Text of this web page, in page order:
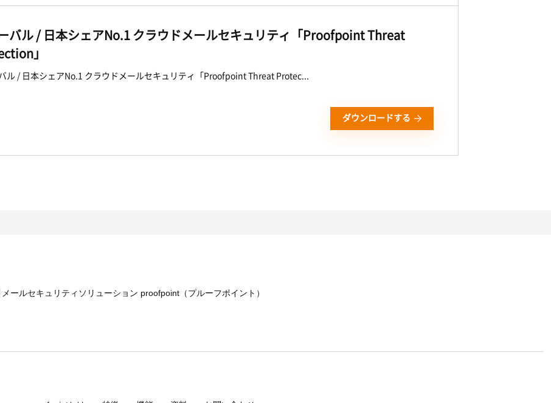
バル / 日本シェアNo.1 クラウドメールセキュリティ「Proofpoint Threat
」
ル / 日本シェアNo.1 クラウドメールセキュリティ「Proofpoint Threat Protec...
ダウンロードする
ールセキュリティソリューション proofpoint（プルーフポイント）